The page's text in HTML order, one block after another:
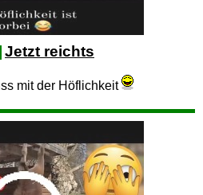
Jetzt reichts
mit der Höflichkeit